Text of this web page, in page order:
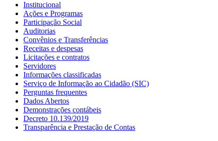
Institucional
Ações e Programas
Participação Social
Auditorias
Convênios e Transferências
Receitas e despesas
Licitações e contratos
Servidores
Informações classificadas
Serviço de Informação ao Cidadão (SIC)
Perguntas frequentes
Dados Abertos
Demonstrações contábeis
Decreto 10.139/2019
Transparência e Prestação de Contas